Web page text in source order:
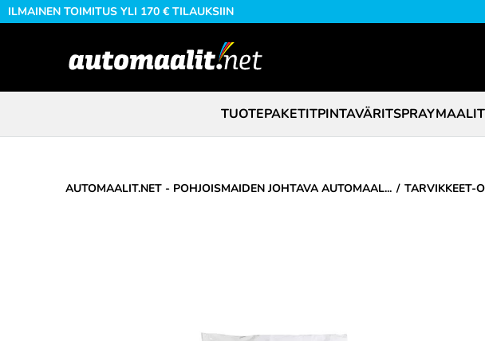
ILMAINEN TOIMITUS YLI 170 € TILAUKSIIN
TUOTEPAKETITPINTAVÄRITSPRAYMAALIT
AUTOMAALIT.NET - POHJOISMAIDEN JOHTAVA AUTOMAAL... TARVIKKEET-